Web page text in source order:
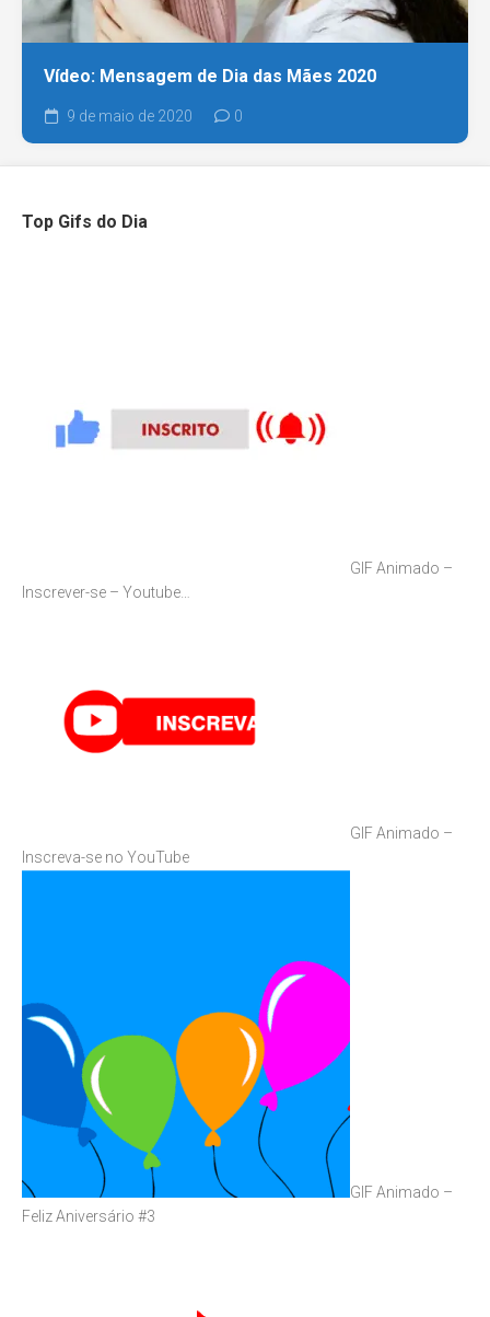
Vídeo: Mensagem de Dia das Mães 2020
9 de maio de 2020 0
Top Gifs do Dia
GIF Animado –
Inscrever-se – Youtube…
GIF Animado –
Inscreva-se no YouTube
GIF Animado –
Feliz Aniversário #3